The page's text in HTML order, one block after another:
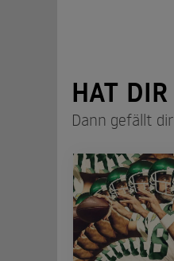
HAT DIR
Dann gefällt